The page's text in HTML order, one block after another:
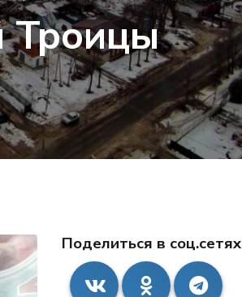
Троицы
Поделиться в соц.сетях